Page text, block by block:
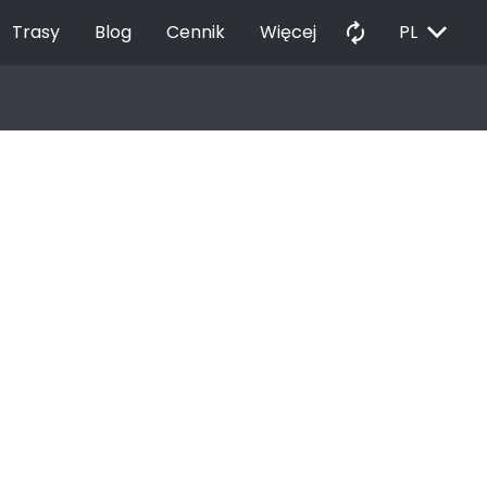
Trasy Blog Cennik Więcej autorenew PL EXPAND_MORE